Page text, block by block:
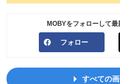
MOBYをフォローして最
フォロー
すべての